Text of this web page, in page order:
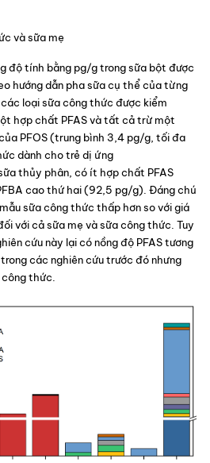
và sữa mẹ
độ tính bằng pg/g trong sữa bột được
hướng dẫn pha sữa cụ thể của từng
loại sữa công thức được kiểm
hợp chất PFAS và tất cả trừ một
PFOS (trung bình 3,4 pg/g, tối đa
dành cho trẻ dị ứng
thủy phân, có ít hợp chất PFAS
cao thứ hai (92,5 pg/g). Đáng chú
sữa công thức thấp hơn so với giá
với cả sữa mẹ và sữa công thức. Tuy
cứu này lại có nồng độ PFAS tương
các nghiên cứu trước đó nhưng
thức.